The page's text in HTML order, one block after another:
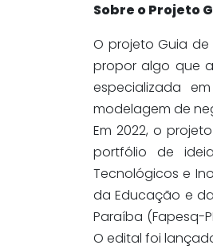
Sobre o Projeto
O projeto Guia de
propor algo que
especializada
modelagem de
Em 2022, o
portfólio de
Tecnológicos e
da Educação e
Paraíba (Fapesq-
O edital foi